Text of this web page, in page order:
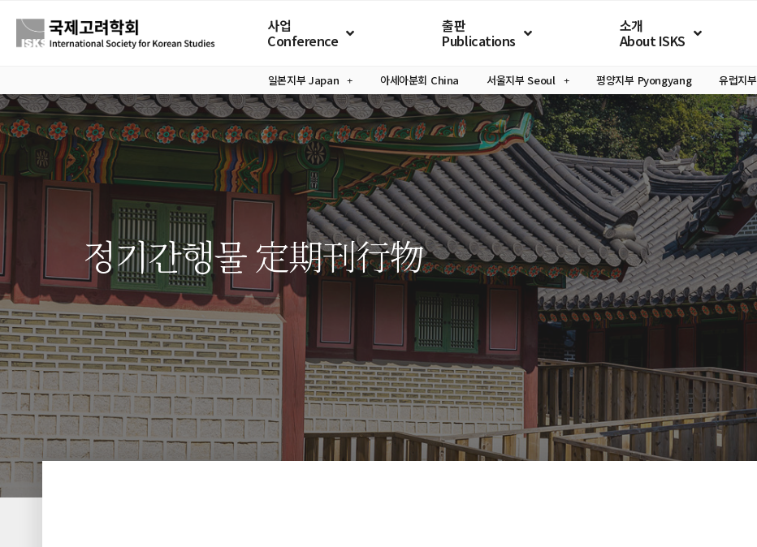
사업
Conference
출판
Publications
소개
About ISKS
일본지부 Japan 아세아분회 China 서울지부 Seoul 평양지부 Pyongyang 유럽지부
정기간행물 定期刊行物